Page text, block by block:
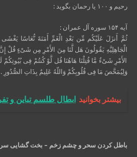
رحیم و ۱۰۰ یا رحمان بگوید :
آیه ۱۵۴ سوره آل عمران :
ثُمَّ أَنزَلَ عَلَیْکُم مِّن بَعْدِ الْغَمِّ أَمَنَهً نُّعَاسًا
الْجَاهِلِیَّهِ یَقُولُونَ هَل لَّنَا مِنَ الأَمْرِ مِن شَیْءٍ قُلْ
الأَمْرِ شَیْءٌ مَّا قُتِلْنَا هَاهُنَا قُل لَّوْ کُنتُمْ فِی
وَلِیُمَحَّصَ مَا فِی قُلُوبِکُمْ وَاللّهُ عَلِیمٌ بِذَاتِ الصُّدُورِ .
بیشتر بخوانید ابطال طلسم تباین و
باطل کردن سحر وچشم زخم – بخت گشایی